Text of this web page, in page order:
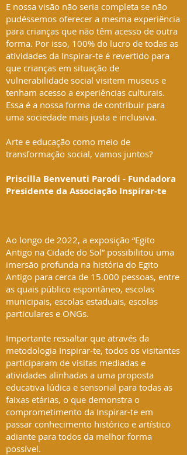
E nossa visão não seria completa se não
pudéssemos oferecer a mesma experiência
para crianças que não têm acesso de outra
forma. Por isso, 100% do lucro de todas as
atividades da Inspirar-te é revertido para
que crianças em situação de
vulnerabilidade social visitem museus e
tenham acesso a experiências culturais.
Essa é a nossa forma de contribuir para
uma sociedade mais justa e inclusiva.
Arte e educação como meio de
transformação social, vamos juntos?
Priscilla Benvenuti Parodi - Fundadora
Presidente da Associação Inspirar-te
Ao longo de 2022, a exposição “Egito
Antigo na Cidade do Sol” possibilitou uma
imersão profunda na história do Egito
Antigo para cerca de 15.000 pessoas, entre
as quais público espontâneo, escolas
municipais, escolas estaduais, escolas
particulares e ONGs.
Importante ressaltar que através da
metodologia Inspirar-te, todos os visitantes
participaram de visitas mediadas e
atividades alinhadas a uma proposta
educativa lúdica e sensorial para todas as
faixas etárias, o que demonstra o
comprometimento da Inspirar-te em
passar conhecimento histórico e artístico
adiante para todos da melhor forma
possível.